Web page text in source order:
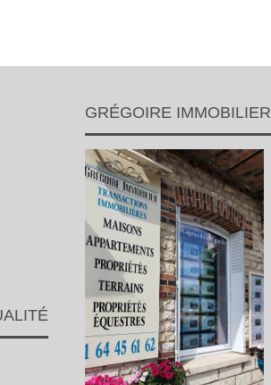
GRÉGOIRE IMMOBILIER